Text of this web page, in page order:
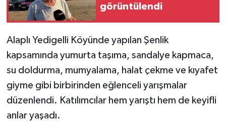
görüntülendi
Alaplı Yedigelli Köyünde yapılan Şenlik
kapsamında yumurta taşıma, sandalye kapmaca,
su doldurma, mumyalama, halat çekme ve kıyafet
giyme gibi birbirinden eğlenceli yarışmalar
düzenlendi. Katılımcılar hem yarıştı hem de keyifli
anlar yaşadı.